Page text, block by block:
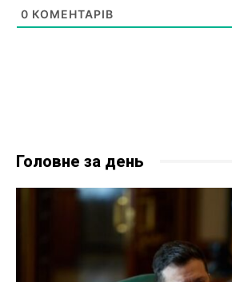
0 КОМЕНТАРІВ
Головне за день